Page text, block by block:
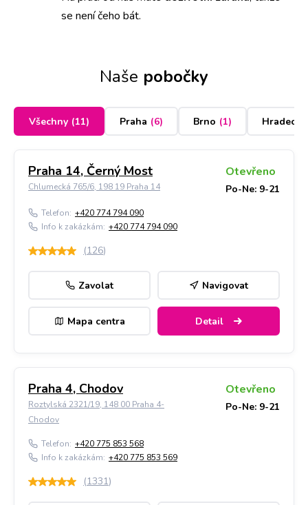
se není čeho bát.
Naše pobočky
Všechny (11) Praha (6) Brno (1) Hradec
Praha 14, Černý Most
Chlumecká 765/6, 198 19 Praha 14
Otevřeno
Po-Ne: 9-21
Telefon: +420 774 794 090
Info k zakázkám: +420 774 794 090
(126)
Zavolat Navigovat
Mapa centra Detail
Praha 4, Chodov
Roztylská 2321/19, 148 00 Praha 4-
Chodov
Otevřeno
Po-Ne: 9-21
Telefon: +420 775 853 568
Info k zakázkám: +420 775 853 569
(1331)